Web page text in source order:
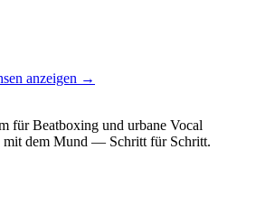
anzeigen →
für Beatboxing und urbane Vocal
mit dem Mund — Schritt für Schritt.